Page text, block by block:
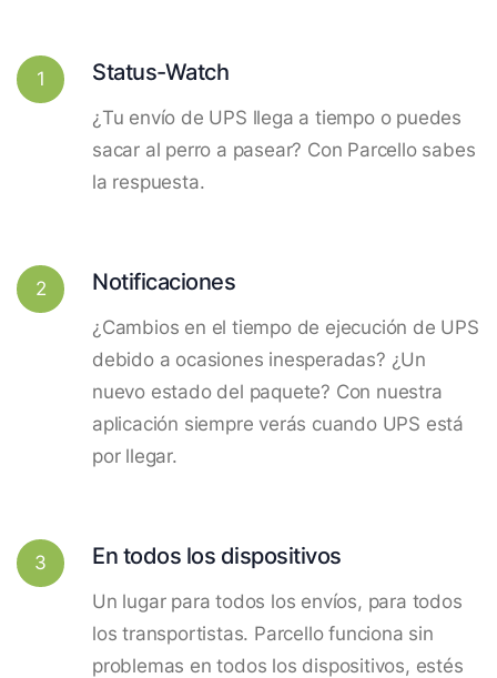
1 Status-Watch
¿Tu envío de UPS llega a tiempo o puedes
sacar al perro a pasear? Con Parcello sabes
la respuesta.
2 Notificaciones
¿Cambios en el tiempo de ejecución de UPS
debido a ocasiones inesperadas? ¿Un
nuevo estado del paquete? Con nuestra
aplicación siempre verás cuando UPS está
por llegar.
3 En todos los dispositivos
Un lugar para todos los envíos, para todos
los transportistas. Parcello funciona sin
problemas en todos los dispositivos, estés